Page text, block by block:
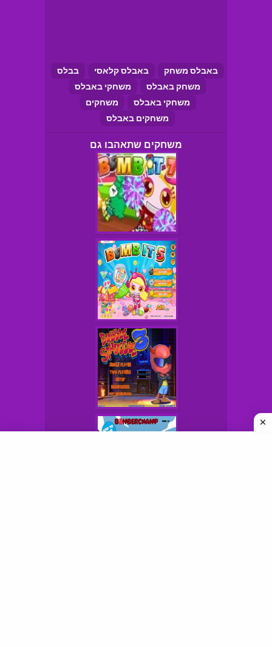
באבלס משחק באבלס קלאסי
בבלס
משחק באבלס
משחקי באבלס
משחקי באבלס
משחקים
משחקים באבלס
משחקים שתאהבו גם